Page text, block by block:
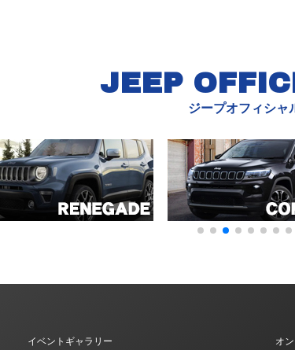
JEEP
ジープオフィシャ
イベントギャラリー
オ